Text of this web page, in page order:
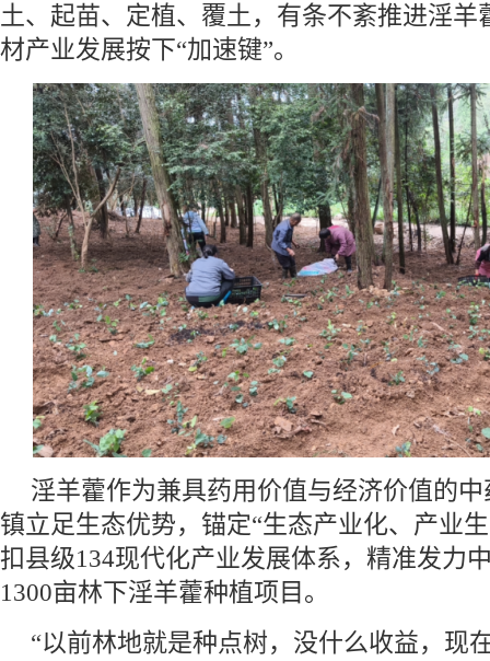
土、起苗、定植、覆土，有条不紊推进淫羊
材产业发展按下“加速键”。
淫羊藿作为兼具药用价值与经济价值的
镇立足生态优势，锚定“生态产业化、产业
扣县级134现代化产业发展体系，精准发力
1300亩林下淫羊藿种植项目。
“以前林地就是种点树，没什么收益，现